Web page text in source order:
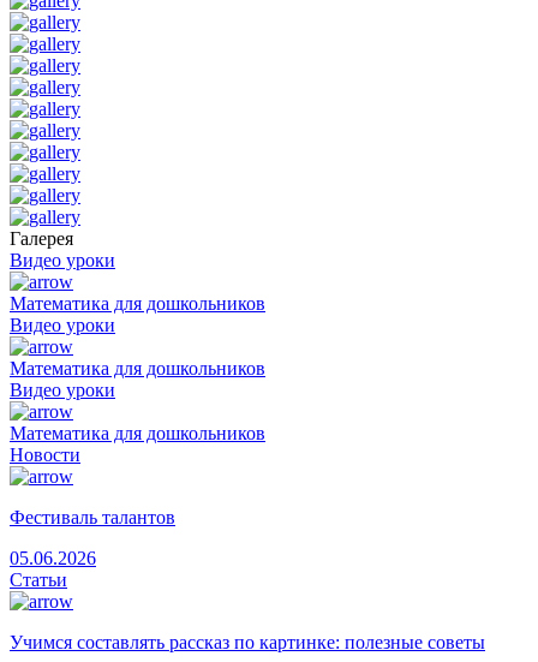
Галерея
Видео уроки
Математика для дошкольников
Видео уроки
Математика для дошкольников
Видео уроки
Математика для дошкольников
Новости
Фестиваль талантов
05.06.2026
Статьи
Учимся составлять рассказ по картинке: полезные советы